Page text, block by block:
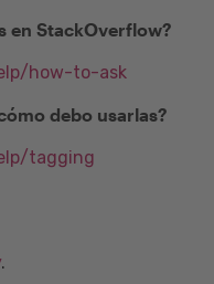
en StackOverflow?
how-to-ask
debo usarlas?
tagging
.